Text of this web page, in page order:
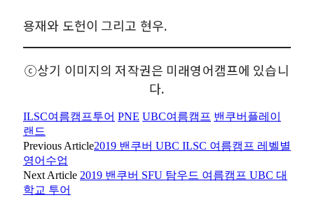
용재와 도헌이 그리고 현우.
ⓒ상기 이미지의 저작권은 미래영어캠프에 있습니
다.
ILSC여름캠프투어 PNE UBC여름캠프 밴쿠버플레이
랜드
Previous Article2019 밴쿠버 UBC ILSC 여름캠프 레벨별
영어수업
Next Article 2019 밴쿠버 SFU 탐우드 여름캠프 UBC 대
학교 투어